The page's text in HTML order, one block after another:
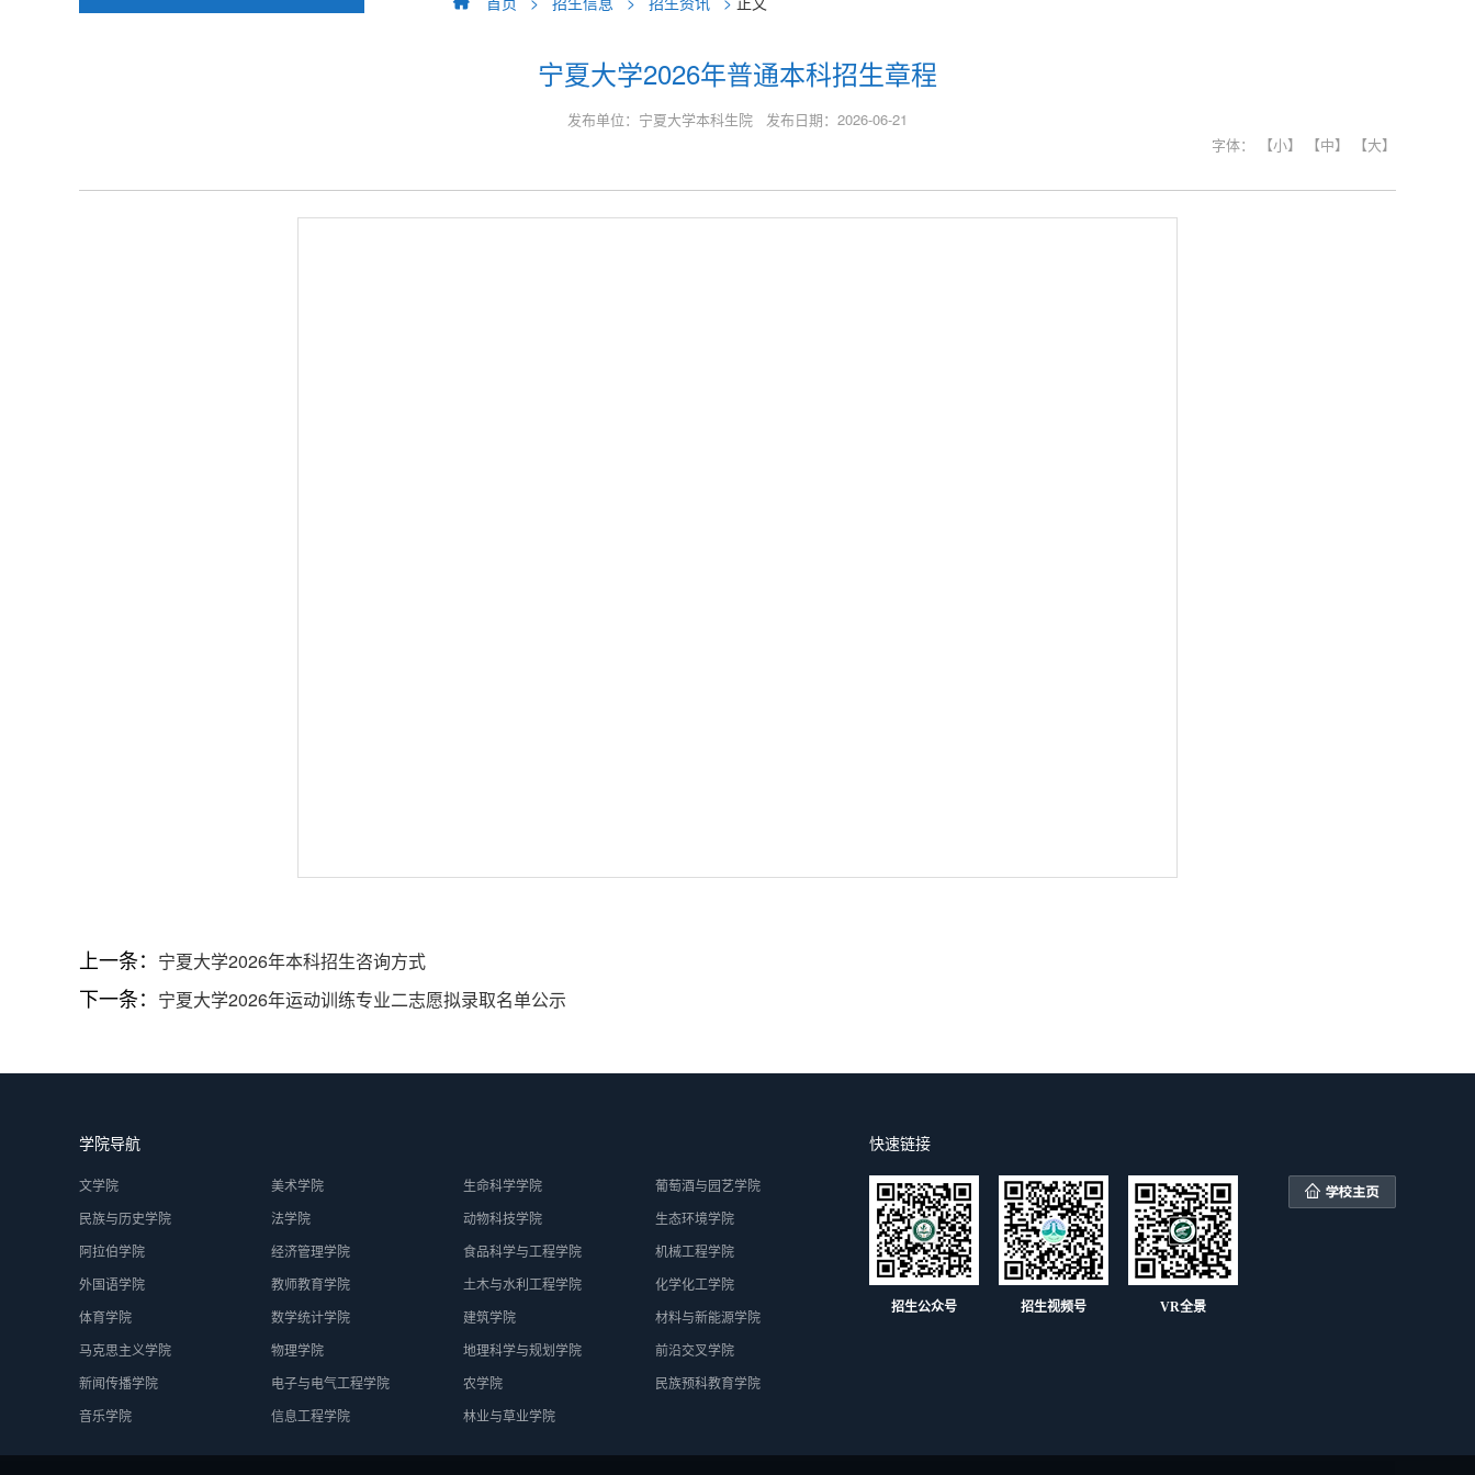
宁夏大学2026年普通本科招生章程
发布单位：宁夏大学本科生院 发布日期：2026-06-21
字体：
【小】 【中】 【大】
上一条： 宁夏大学2026年本科招生咨询方式
下一条： 宁夏大学2026年运动训练专业二志愿拟录取名单公示
学院导航
文学院 美术学院 生命科学学院 葡萄酒与园艺学院
民族与历史学院 法学院 动物科技学院 生态环境学院
阿拉伯学院 经济管理学院 食品科学与工程学院 机械工程学院
外国语学院 教师教育学院 土木与水利工程学院 化学化工学院
体育学院 数学统计学院 建筑学院 材料与新能源学院
马克思主义学院 物理学院 地理科学与规划学院 前沿交叉学院
新闻传播学院 电子与电气工程学院 农学院 民族预科教育学院
音乐学院 信息工程学院 林业与草业学院
快速链接
招生公众号 招生视频号 VR全景